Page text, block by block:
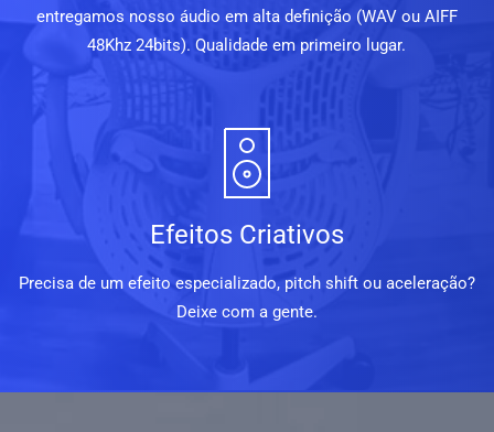
entregamos nosso áudio em alta definição (WAV ou AIFF
48Khz 24bits). Qualidade em primeiro lugar.
Efeitos Criativos
Precisa de um efeito especializado, pitch shift ou aceleração?
Deixe com a gente.